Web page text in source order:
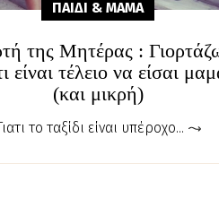
ΠΑΙΔΙ & ΜΑΜA
της Μητέρας :
είναι τέλειο να είσαι
(και μικρή)
το ταξίδι είναι υπέροχο...